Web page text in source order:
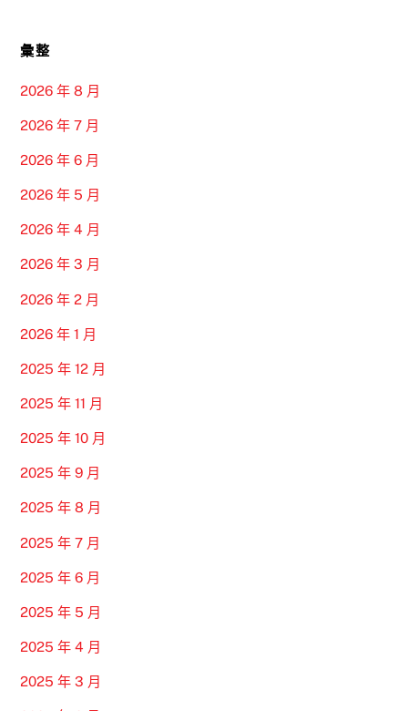
彙整
2026 年 8 月
2026 年 7 月
2026 年 6 月
2026 年 5 月
2026 年 4 月
2026 年 3 月
2026 年 2 月
2026 年 1 月
2025 年 12 月
2025 年 11 月
2025 年 10 月
2025 年 9 月
2025 年 8 月
2025 年 7 月
2025 年 6 月
2025 年 5 月
2025 年 4 月
2025 年 3 月